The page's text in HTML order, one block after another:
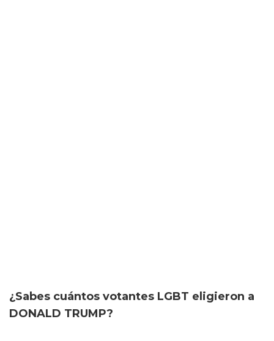
¿Sabes cuántos votantes LGBT eligieron a
DONALD TRUMP?